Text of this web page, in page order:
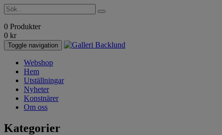
0 Produkter
0 kr
Toggle navigation
Webshop
Hem
Utställningar
Nyheter
Konstnärer
Om oss
Kategorier